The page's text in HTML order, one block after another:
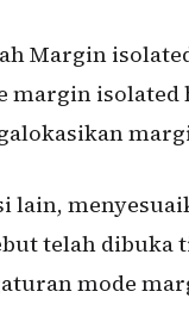
Margin
margin
lain,
telah dibuka
mode